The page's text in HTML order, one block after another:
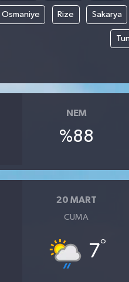
Osmaniye Rize Sakarya
NEM
%88
20 MART
CUMA
7°